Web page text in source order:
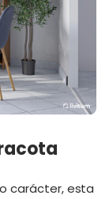
carácter, esta